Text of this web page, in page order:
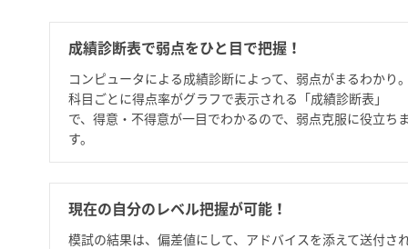
成績診断表で弱点をひと目で把握！
コンピュータによる成績診断によって、弱点がまるわかり
科目ごとに得点率がグラフで表示される「成績診断表」
で、得意・不得意が一目でわかるので、弱点克服に役立ち
す。
現在の自分のレベル把握が可能！
模試の結果は、偏差値にして、アドバイスを添えて送付さ